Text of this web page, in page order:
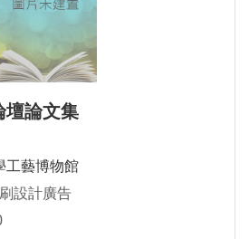
壇論文集
工藝博物館
設計廣告